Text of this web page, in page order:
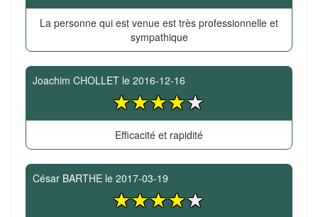
La personne qui est venue est très professionnelle et
sympathique
Joachim CHOLLET le 2016-12-16
Efficacité et rapidité
César BARTHE le 2017-03-19